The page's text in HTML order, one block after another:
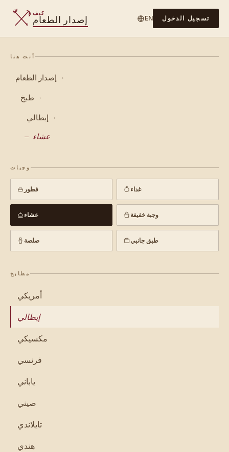
كيف
إصدار الطعام EN تسجيل الدخول
أنت هنا
إصدار الطعام ›
طبخ ›
إيطالي ›
عشاء
وجبات
فطور غداء
عشاء وجبة خفيفة
صلصة طبق جانبي
مطابخ
أمريكي
إيطالي
مكسيكي
فرنسي
ياباني
صيني
تايلاندي
هندي